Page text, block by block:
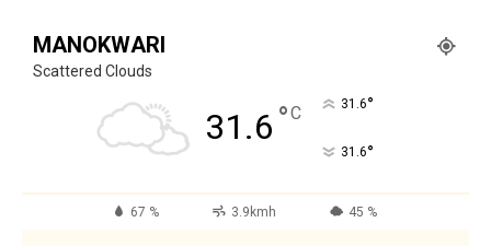
MANOKWARI
Scattered Clouds
31.6 °C 31.6°
31.6°
67 % 3.9kmh 45 %